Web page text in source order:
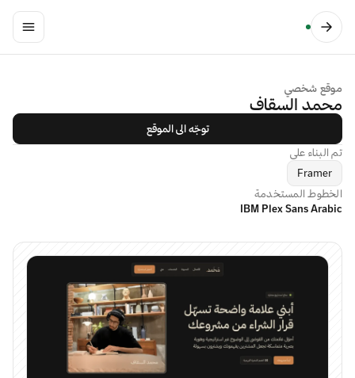
موقع شخصي
محمد السقاف
توجّه الى الموقع
تم البناء على
Framer
الخطوط المستخدمة
IBM Plex Sans Arabic